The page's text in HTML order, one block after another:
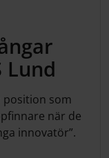
Lund
position som
när de
innovatör”.